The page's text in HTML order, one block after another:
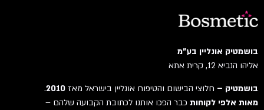
בושמטיק אונליין בע"מ
אליהו הנביא 12, קרית אתא
בושמטיק –חלוצי הבישום והטיפוח אונליין בישראל מאז2010
.
מאות אלפי לקוחותכבר הפכו אותנו לכתובת הקבועה שלהם –